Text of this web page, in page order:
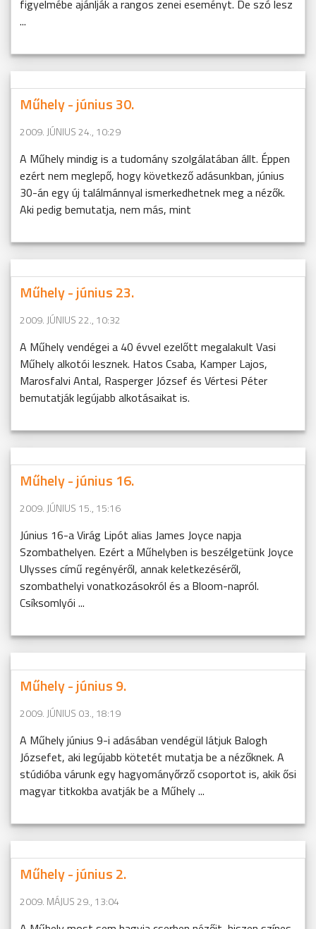
figyelmébe ajánlják a rangos zenei eseményt. De szó lesz
...
Műhely - június 30.
2009. JÚNIUS 24., 10:29
A Műhely mindig is a tudomány szolgálatában állt. Éppen
ezért nem meglepő, hogy következő adásunkban, június
30-án egy új találmánnyal ismerkedhetnek meg a nézők.
Aki pedig bemutatja, nem más, mint
Műhely - június 23.
2009. JÚNIUS 22., 10:32
A Műhely vendégei a 40 évvel ezelőtt megalakult Vasi
Műhely alkotói lesznek. Hatos Csaba, Kamper Lajos,
Marosfalvi Antal, Rasperger József és Vértesi Péter
bemutatják legújabb alkotásaikat is.
Műhely - június 16.
2009. JÚNIUS 15., 15:16
Június 16-a Virág Lipót alias James Joyce napja
Szombathelyen. Ezért a Műhelyben is beszélgetünk Joyce
Ulysses című regényéről, annak keletkezéséről,
szombathelyi vonatkozásokról és a Bloom-napról.
Csíksomlyói ...
Műhely - június 9.
2009. JÚNIUS 03., 18:19
A Műhely június 9-i adásában vendégül látjuk Balogh
Józsefet, aki legújabb kötetét mutatja be a nézőknek. A
stúdióba várunk egy hagyományőrző csoportot is, akik ősi
magyar titkokba avatják be a Műhely ...
Műhely - június 2.
2009. MÁJUS 29., 13:04